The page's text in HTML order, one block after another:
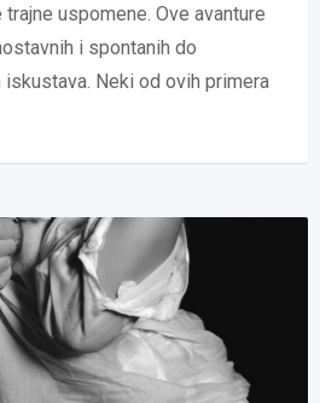
uspomene. Ove avanture
i spontanih do
Neki od ovih primera